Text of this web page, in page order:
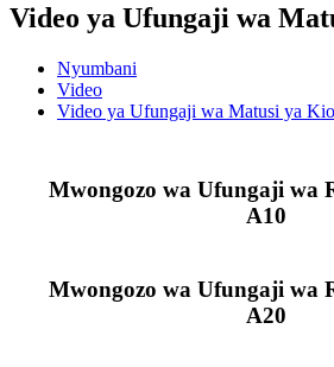
Video ya Ufungaji wa
Nyumbani
Video
Video ya Ufungaji wa Matusi ya
Mwongozo wa Ufungaji wa
A10
Mwongozo wa Ufungaji wa
A20